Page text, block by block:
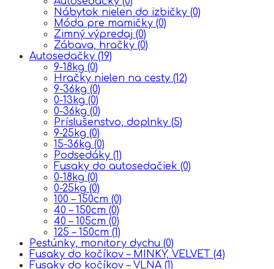
Nábytok nielen do izbičky (0)
Móda pre mamičky (0)
Zimný výpredaj (0)
Zábava, hračky (0)
Autosedačky (19)
9-18kg (0)
Hračky nielen na cesty (12)
9-36kg (0)
0-13kg (0)
0-36kg (0)
Príslušenstvo, doplnky (5)
9-25kg (0)
15-36kg (0)
Podsedáky (1)
Fusaky do autosedačiek (0)
0-18kg (0)
0-25kg (0)
100 – 150cm (0)
40 – 150cm (0)
40 – 105cm (0)
125 – 150cm (1)
Pestúnky, monitory dychu (0)
Fusaky do kočíkov – MINKY, VELVET (4)
Fusaky do kočíkov – VLNA (1)